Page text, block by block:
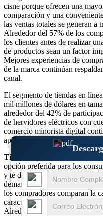
cisne porque ofrecen una
comparación y una
las ventas totales se generan a
Alrededor del 57% de los
los clientes antes de realizar
de productos sean un factor
Mejores experiencias de
de la marca continúan
canal.
El segmento de tiendas en
mil millones de dólares en
alrededor del 42% de
de hervidores eléctricos con
comercio minorista digital
aplicaciones.
Tienda especializada:
opción preferida para los
y té de primera calidad con
demanda del mercado
los compradores comparan la
características de elaboración
Alrededor del 49% de los